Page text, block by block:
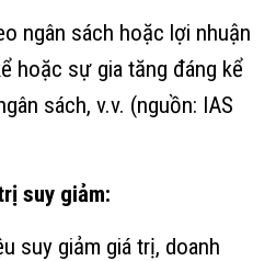
ngân sách hoặc lợi nhuận
hoặc sự gia tăng đáng kể
sách, v.v. (nguồn: IAS
suy giảm:
suy giảm giá trị, doanh